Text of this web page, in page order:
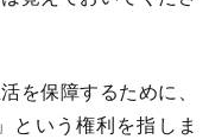
を保障するために、
という権利を指しま